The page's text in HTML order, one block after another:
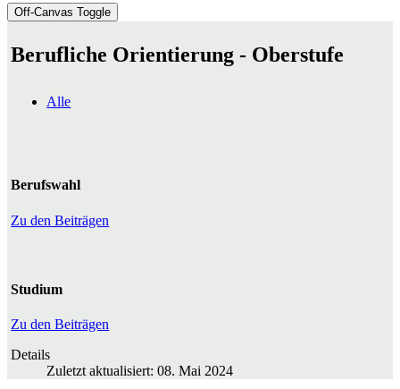
Off-Canvas Toggle
Berufliche Orientierung - Oberstufe
Alle
Berufswahl
Zu den Beiträgen
Studium
Zu den Beiträgen
Details
Zuletzt aktualisiert: 08. Mai 2024